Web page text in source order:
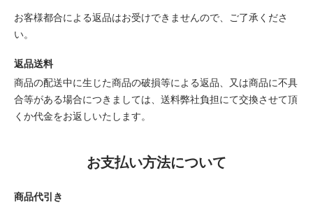
お客様都合による返品はお受けできませんので、ご了承くださ
い。
返品送料
商品の配送中に生じた商品の破損等による返品、又は商品に不具
合等がある場合につきましては、送料弊社負担にて交換させて頂
くか代金をお返しいたします。
お支払い方法について
商品代引き